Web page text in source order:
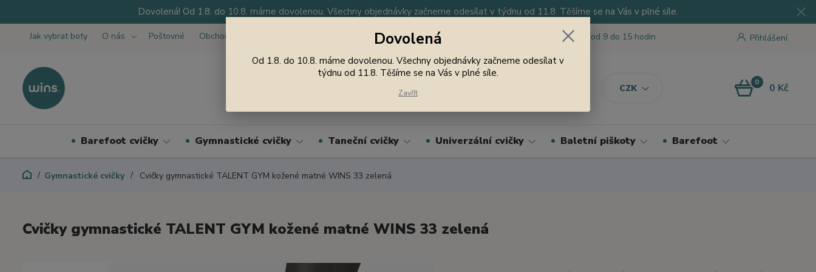
Dovolená! Od 1.8. do 10.8. máme dovolenou. Všechny objednávky začneme odesílat v týdnu od 11.8. Těšíme se na Vás v plné síle.
Jak vybrat boty O nás Poštovné Obchodní podmínky
CZK
Přihlášení
Nevíte si rady? Zavolejte. Jsme tu pro Vás od 9 do 15 hodin
0 0 Kč
Barefoot cvičky Gymnastické cvičky Taneční cvičky Univerzální cvičky Baletní piškoty Barefoot
Gymnastické cvičky Cvičky gymnastické TALENT GYM kožené matné WINS 33 zelená
Cvičky gymnastické TALENT GYM kožené matné WINS 33 zelená
Dovolená
Od 1.8. do 10.8. máme dovolenou. Všechny objednávky začneme odesílat v
týdnu od 11.8. Těšíme se na Vás v plné síle.
Zavřít